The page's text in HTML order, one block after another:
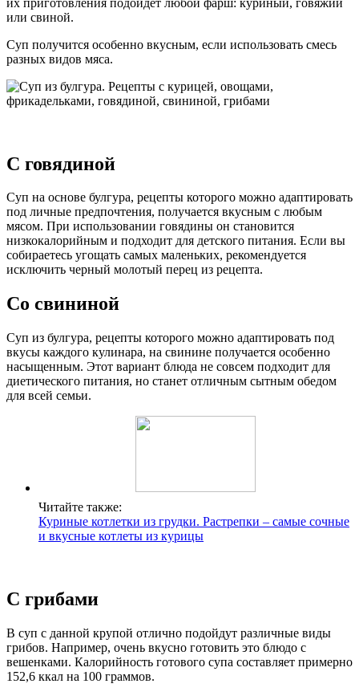
или свиной.
Суп получится особенно вкусным, если использовать смесь
разных видов мяса.
С говядиной
Суп на основе булгура, рецепты которого можно адаптировать
под личные предпочтения, получается вкусным с любым
мясом. При использовании говядины он становится
низкокалорийным и подходит для детского питания. Если вы
собираетесь угощать самых маленьких, рекомендуется
исключить черный молотый перец из рецепта.
Со свининой
Суп из булгура, рецепты которого можно адаптировать под
вкусы каждого кулинара, на свинине получается особенно
насыщенным. Этот вариант блюда не совсем подходит для
диетического питания, но станет отличным сытным обедом
для всей семьи.
Читайте также:
Куриные котлетки из грудки. Растрепки – самые сочные
и вкусные котлеты из курицы
С грибами
В суп с данной крупой отлично подойдут различные виды
грибов. Например, очень вкусно готовить это блюдо с
вешенками. Калорийность готового супа составляет примерно
152,6 ккал на 100 граммов.